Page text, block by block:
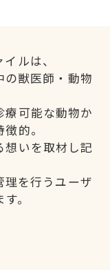
ルは、
の獣医師・動物
療可能な動物か
的。
想いを取材し記
理を行うユーザ
。